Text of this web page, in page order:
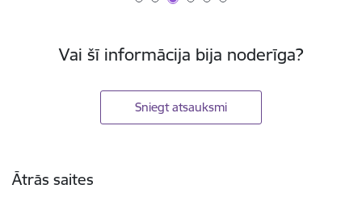
Vai šī informācija bija noderīga?
Sniegt atsauksmi
Ātrās saites